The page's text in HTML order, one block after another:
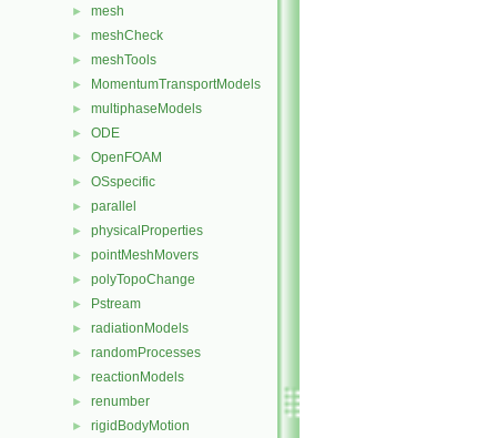
► mesh
► meshCheck
► meshTools
► MomentumTransportModels
► multiphaseModels
► ODE
► OpenFOAM
► OSspecific
► parallel
► physicalProperties
► pointMeshMovers
► polyTopoChange
► Pstream
► radiationModels
► randomProcesses
► reactionModels
► renumber
► rigidBodyMotion